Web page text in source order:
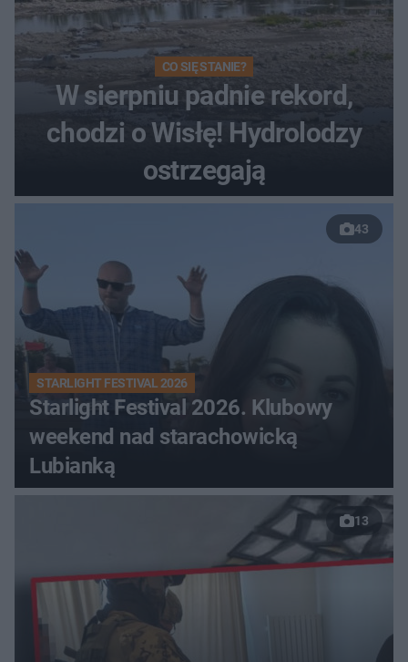
CO SIĘ STANIE?
W sierpniu padnie rekord,
chodzi o Wisłę! Hydrolodzy
ostrzegają
43
STARLIGHT FESTIVAL 2026
Starlight Festival 2026. Klubowy
weekend nad starachowicką
Lubianką
13